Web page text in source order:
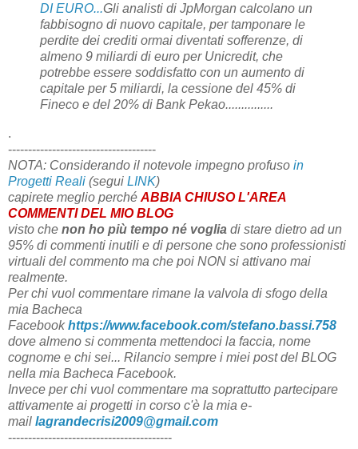
DI EURO...Gli analisti di JpMorgan calcolano un
fabbisogno di nuovo capitale, per tamponare le
perdite dei crediti ormai diventati sofferenze, di
almeno 9 miliardi di euro per Unicredit, che
potrebbe essere soddisfatto con un aumento di
capitale per 5 miliardi, la cessione del 45% di
Fineco e del 20% di Bank Pekao...............
.
-------------------------------------
NOTA: Considerando il notevole impegno profuso in
Progetti Reali (segui LINK)
capirete meglio perché ABBIA CHIUSO L'AREA
COMMENTI DEL MIO BLOG
visto che non ho più tempo né voglia di stare dietro ad un
95% di commenti inutili e di persone che sono professionisti
virtuali del commento ma che poi NON si attivano mai
realmente.
Per chi vuol commentare rimane la valvola di sfogo della
mia Bacheca
Facebook https://www.facebook.com/stefano.bassi.758
dove almeno si commenta mettendoci la faccia, nome
cognome e chi sei... Rilancio sempre i miei post del BLOG
nella mia Bacheca Facebook.
Invece per chi vuol commentare ma soprattutto partecipare
attivamente ai progetti in corso c'è la mia e-
mail lagrandecrisi2009@gmail.com
-----------------------------------------